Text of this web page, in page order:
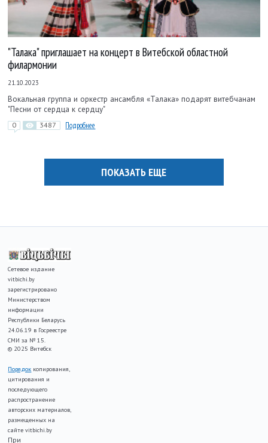
"Талака" приглашает на концерт в Витебской областной
филармонии
21.10.2023
Вокальная группа и оркестр ансамбля «Талака» подарят витебчанам
"Песни от сердца к сердцу"
0 3487 Подробнее
ПОКАЗАТЬ ЕЩЕ
Сетевое издание
vitbichi.by
зарегистрировано
Министерством
информации
Республики Беларусь
24.06.19 в Госреестре
СМИ за № 15.
© 2025 Витебск
Порядок копирования,
цитирования и
последующего
распространение
авторских материалов,
размещенных на
сайте vitbichi.by
При